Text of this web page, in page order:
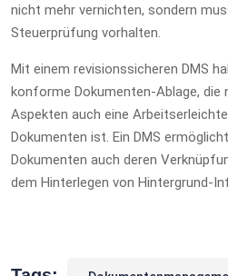
nicht mehr vernichten, sondern
Steuerprüfung vorhalten.
Mit einem revisionssicheren DMS
konforme Dokumenten-Ablage, die
Aspekten auch eine
Dokumenten ist. Ein DMS
Dokumenten auch deren
dem Hinterlegen von Hintergrund-